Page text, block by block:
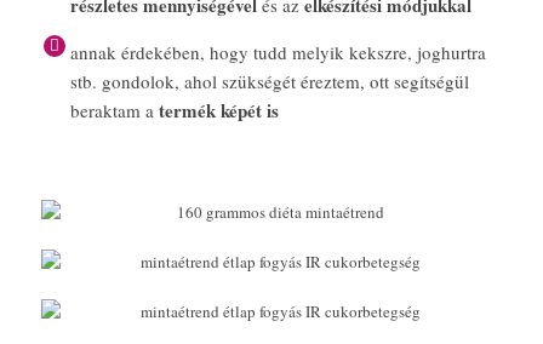
annak érdekében, hogy tudd melyik kekszre, joghurtra
stb. gondolok, ahol szükségét éreztem, ott segítségül
beraktam a termék képét is